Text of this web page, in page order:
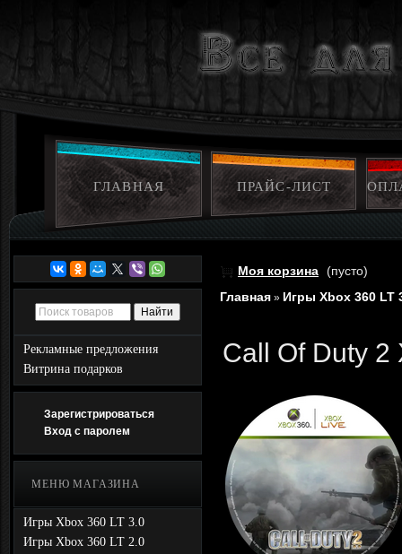
ГЛАВНАЯ ПРАЙС-ЛИСТ
Рекламные предложения
Витрина подарков
Зарегистрироваться
Вход с паролем
МЕНЮ МАГАЗИНА
Игры Xbox 360 LT 3.0
Игры Xbox 360 LT 2.0
Моя корзина (пусто)
Главная » Игры Xbox 360 LT
Call Of Duty 2